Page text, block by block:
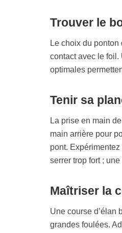
Trouver le
Le choix du
contact avec le foil.
optimales
Tenir sa
La prise en main
main arrière pour
pont.
serrer trop fort ;
Maîtriser la
Une course d’élan
grandes foulées.